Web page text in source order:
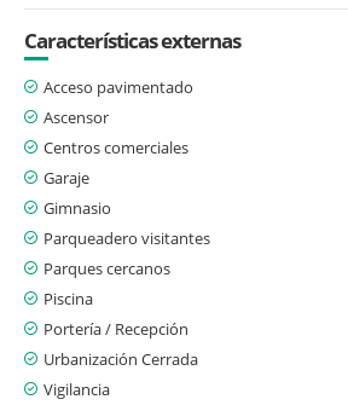
Características externas
Acceso pavimentado
Ascensor
Centros comerciales
Garaje
Gimnasio
Parqueadero visitantes
Parques cercanos
Piscina
Portería / Recepción
Urbanización Cerrada
Vigilancia